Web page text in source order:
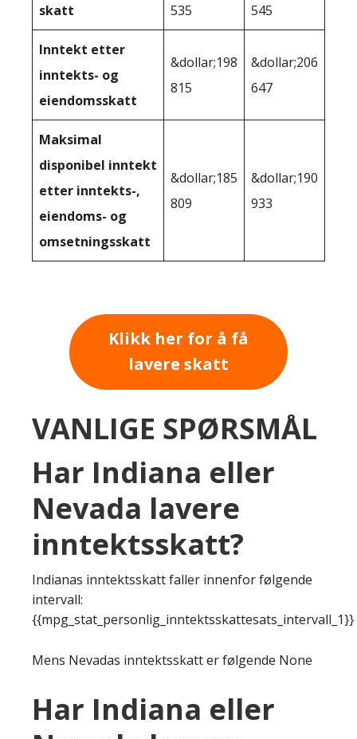
skatt
535
545
Inntekt etter
inntekts- og
eiendomsskatt
&dollar;198
815
&dollar;206
647
Maksimal
disponibel inntekt
etter inntekts-,
eiendoms- og
omsetningsskatt
&dollar;185
809
&dollar;190
933
Klikk her for å få
lavere skatt
VANLIGE SPØRSMÅL
Har Indiana eller
Nevada lavere
inntektsskatt?
Indianas inntektsskatt faller innenfor følgende
intervall:
{{mpg_stat_personlig_inntektsskattesats_intervall_1}}
Mens Nevadas inntektsskatt er følgende None
Har Indiana eller